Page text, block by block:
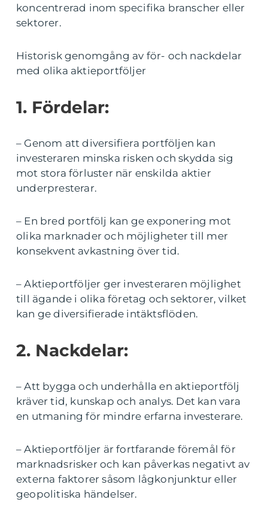
koncentrerad inom specifika branscher eller
sektorer.
Historisk genomgång av för- och nackdelar
med olika aktieportföljer
1. Fördelar:
– Genom att diversifiera portföljen kan
investeraren minska risken och skydda sig
mot stora förluster när enskilda aktier
underpresterar.
– En bred portfölj kan ge exponering mot
olika marknader och möjligheter till mer
konsekvent avkastning över tid.
– Aktieportföljer ger investeraren möjlighet
till ägande i olika företag och sektorer, vilket
kan ge diversifierade intäktsflöden.
2. Nackdelar:
– Att bygga och underhålla en aktieportfölj
kräver tid, kunskap och analys. Det kan vara
en utmaning för mindre erfarna investerare.
– Aktieportföljer är fortfarande föremål för
marknadsrisker och kan påverkas negativt av
externa faktorer såsom lågkonjunktur eller
geopolitiska händelser.